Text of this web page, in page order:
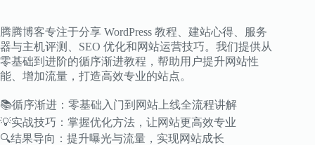
存
不
足
与
MySQL
机
腾腾博客专注于分享 WordPress 教程、建站心得、服务
器与主机评测、SEO 优化和网站运营技巧。我们提供从
零基础到进阶的循序渐进教程，帮助用户提升网站性
能、增加流量，打造高效专业的站点。
📚循序渐进：零基础入门到网站上线全流程讲解
💡实战技巧：掌握优化方法，让网站更高效专业
🔍结果导向：提升曝光与流量，实现网站成长